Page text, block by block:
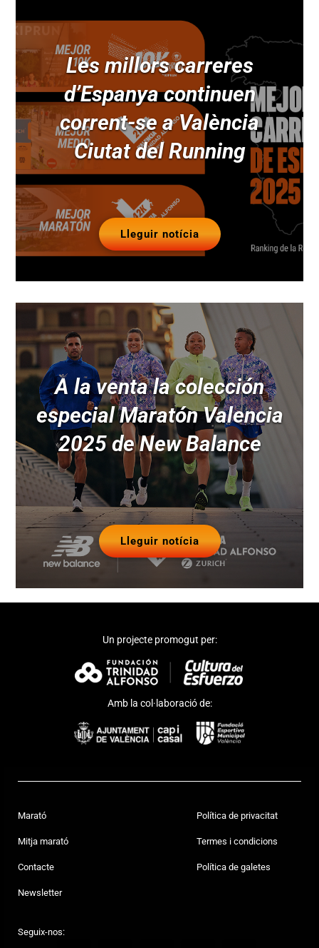
Les millors carreres
d’Espanya continuen
corrent-se a València
Ciutat del Running
Lleguir notícia
A la venta la colección
especial Maratón Valencia
2025 de New Balance
Lleguir notícia
Un projecte promogut per:
Amb la col·laboració de:
Marató
Mitja marató
Contacte
Newsletter
Política de privacitat
Termes i condicions
Política de galetes
Seguix-nos: